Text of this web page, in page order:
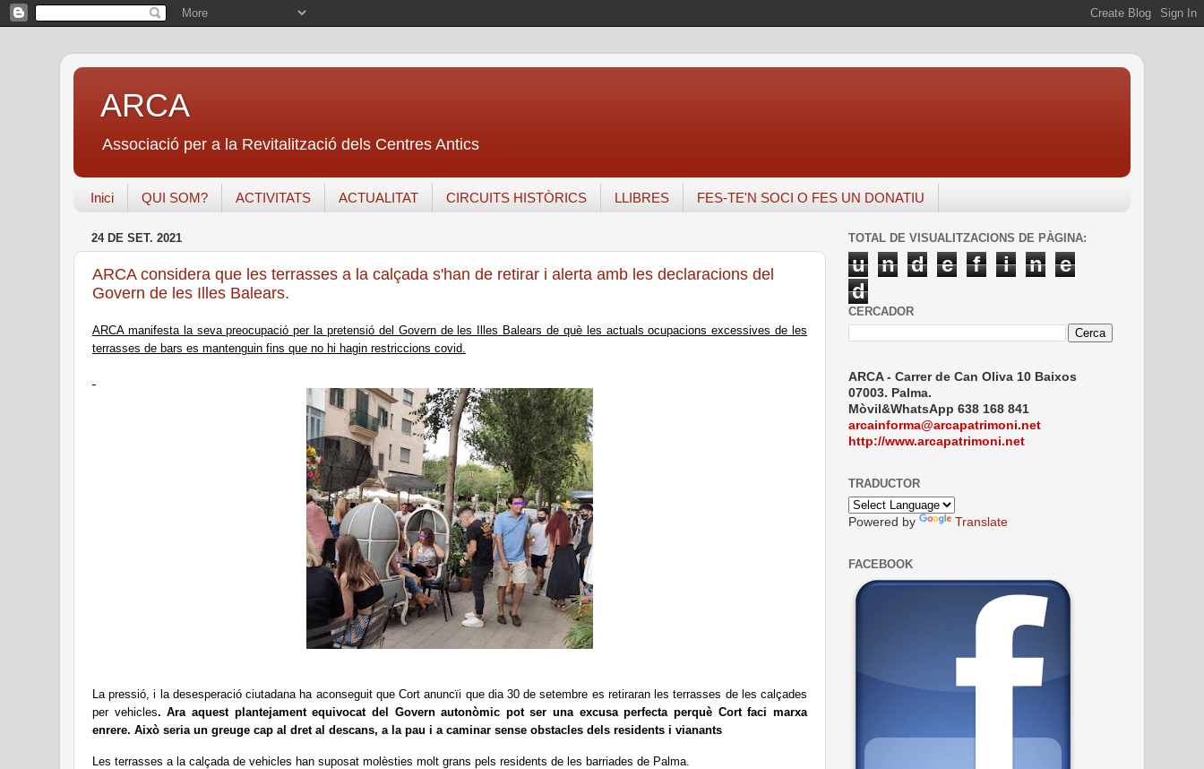
ARCA
Associació per a la Revitalització dels Centres Antics
Inici QUI SOM? ACTIVITATS ACTUALITAT CIRCUITS HISTÒRICS LLIBRES FES-TE'N SOCI O FES UN DONATIU
24 DE SET. 2021
ARCA considera que les terrasses a la calçada s'han de retirar i alerta amb les declaracions del
Govern de les Illes Balears.
ARCA manifesta la seva preocupació per la pretensió del Govern de les Illes Balears de què les actuals ocupacions excessives de les
terrasses de bars es mantenguin fins que no hi hagin restriccions covid.
La pressió, i la desesperació ciutadana ha aconseguit que Cort anuncïi que dia 30 de setembre es retiraran les terrasses de les calçades
per vehicles. Ara aquest plantejament equivocat del Govern autonòmic pot ser una excusa perfecta perquè Cort faci marxa
enrere. Això seria un greuge cap al dret al descans, a la pau i a caminar sense obstacles dels residents i vianants
Les terrasses a la calçada de vehicles han suposat molèsties molt grans pels residents de les barriades de Palma.
TOTAL DE VISUALITZACIONS DE PÀGINA:
u n d e f i n
e
d
CERCADOR
ARCA - Carrer de Can Oliva 10 Baixos
07003. Palma.
Mòvil&WhatsApp 638 168 841
arcainforma@arcapatrimoni.net
http://www.arcapatrimoni.net
TRADUCTOR
Powered by Translate
FACEBOOK